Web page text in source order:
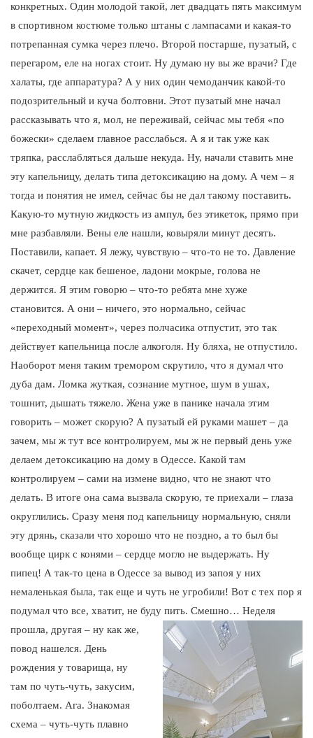
конкретных. Один молодой такой, лет двадцать пять максимум
в спортивном костюме только штаны с лампасами и какая-то
потрепанная сумка через плечо. Второй постарше, пузатый, с
перегаром, еле на ногах стоит. Ну думаю ну вы же врачи? Где
халаты, где аппаратура? А у них один чемоданчик какой-то
подозрительный и куча болтовни. Этот пузатый мне начал
рассказывать что я, мол, не переживай, сейчас мы тебя «по
божески» сделаем главное расслабься. А я и так уже как
тряпка, расслабляться дальше некуда. Ну, начали ставить мне
эту капельницу, делать типа детоксикацию на дому. А чем – я
тогда и понятия не имел, сейчас бы не дал такому поставить.
Какую-то мутную жидкость из ампул, без этикеток, прямо при
мне разбавляли. Вены еле нашли, ковыряли минут десять.
Поставили, капает. Я лежу, чувствую – что-то не то. Давление
скачет, сердце как бешеное, ладони мокрые, голова не
держится. Я этим говорю – что-то ребята мне хуже
становится. А они – ничего, это нормально, сейчас
«переходный момент», через полчасика отпустит, это так
действует капельница после алкоголя. Ну бляха, не отпустило.
Наоборот меня таким тремором скрутило, что я думал что
дуба дам. Ломка жуткая, сознание мутное, шум в ушах,
тошнит, дышать тяжело. Жена уже в панике начала этим
говорить – может скорую? А пузатый ей руками машет – да
зачем, мы ж тут все контролируем, мы ж не первый день уже
делаем детоксикацию на дому в Одессе. Какой там
контролируем – сами на измене видно, что не знают что
делать. В итоге она сама вызвала скорую, те приехали – глаза
округлились. Сразу меня под капельницу нормальную, сняли
эту дрянь, сказали что хорошо что не поздно, а то был бы
вообще цирк с конями – сердце могло не выдержать. Ну
пипец! А так-то цена в Одессе за вывод из запоя у них
немаленькая была, так еще и чуть не угробили! Вот с тех пор я
подумал что все, хватит, не буду пить. Смешно… Неделя
прошла, другая – ну как же,
повод нашелся. День
рождения у товарища, ну
там по чуть-чуть, закусим,
поболтаем. Ага. Знакомая
схема – чуть-чуть плавно